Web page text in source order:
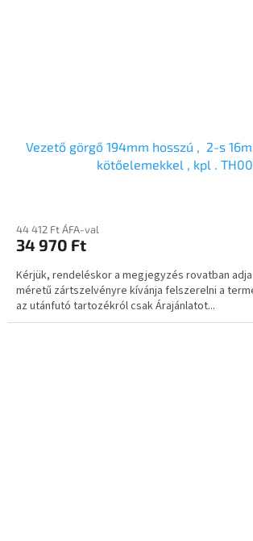
Vezető görgő 194mm hosszú , 2-s
kötőelemekkel , kpl .
44 412 Ft ÁFA-val
34 970 Ft
Kérjük, rendeléskor a megjegyzés rovatban
méretű zártszelvényre kívánja felszerelni a
az utánfutó tartozékról csak Árajánlatot...